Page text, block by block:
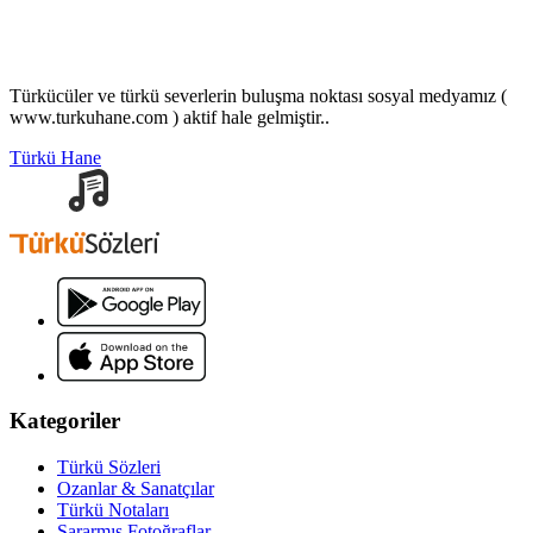
Türkücüler ve türkü severlerin buluşma noktası sosyal medyamız (
www.turkuhane.com ) aktif hale gelmiştir..
Türkü Hane
Kategoriler
Türkü Sözleri
Ozanlar & Sanatçılar
Türkü Notaları